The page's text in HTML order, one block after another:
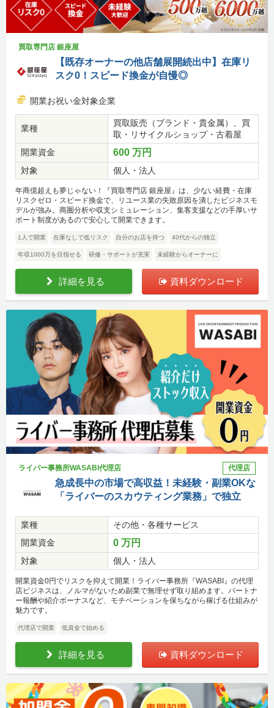
買取専門店 銀座屋
【既存オーナーの他店舗展開続出中】在庫リ
スク0！スピード換金が自慢◎
開業お祝い金対象企業
業種
買取販売（ブランド・貴金属）、買
取・リサイクルショップ・古着屋
開業資金
600 万円
対象 個人・法人
年商億超えも夢じゃない！『買取専門店 銀座屋』は、少ない経費・在庫
リスクゼロ・スピード換金で、リユース業の失敗原因を潰したビジネスモ
デルが強み。商圏分析や収支シミュレーション、集客支援などの手厚いサ
ポート制度があるので安心して開業できます。
1人で開業 在庫なしで低リスク 自分のお店を持つ 40代からの独立
年収1000万を目指せる 研修・サポートが充実 未経験からオーナーに
詳細を見る 資料ダウンロード
ライバー事務所WASABI代理店 代理店
急成長中の市場で高収益！未経験・副業OKな
「ライバーのスカウティング業務」で独立
業種
その他・各種サービス
開業資金
0 万円
対象 個人・法人
開業資金0円でリスクを抑えて開業！ライバー事務所『WASABI』の代理
店ビジネスは、ノルマがないため副業で無理せず取り組めます。パートナ
ー報酬や紹介ボーナスなど、モチベーションを保ちながら稼げる仕組みが
魅力です。
代理店で開業 低資金で始める
詳細を見る 資料ダウンロード